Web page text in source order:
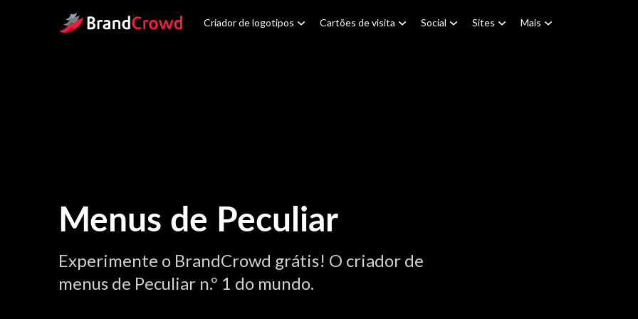
Site Logo Criador de logotipos Cartões de visita Social Sites Mais
Menus de Peculiar
Experimente o BrandCrowd grátis! O criador de
menus de Peculiar n.º 1 do mundo.